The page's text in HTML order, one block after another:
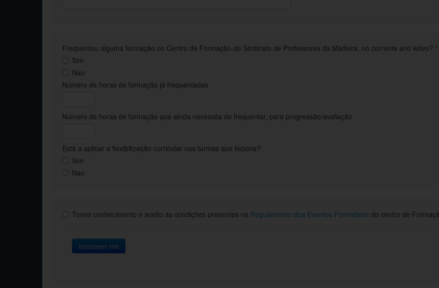
Frequentou alguma formação no Centro de Formação do Sindicato de Professores da Madeira, no corrente ano letivo? *
Sim
Nao
Número de horas de formação já frequentadas
Número de horas de formação que ainda necessita de frequentar, para progressão/avaliação
Está a aplicar a flexibilização curricular nas turmas que leciona?
Sim
Nao
Tomei conhecimento e aceito as condições presentes no Regulamento dos Eventos Formativos do centro de
Inscrever-me